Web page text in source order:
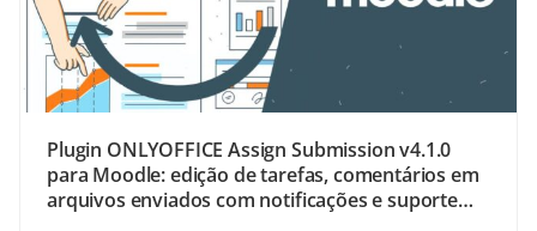
Plugin ONLYOFFICE Assign Submission v4.1.0
para Moodle: edição de tarefas, comentários em
arquivos enviados com notificações e suporte